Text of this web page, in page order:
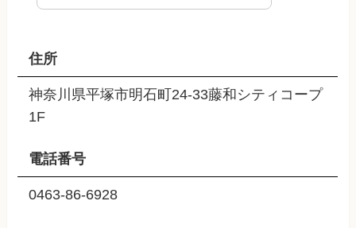
住所
神奈川県平塚市明石町24-33藤和シティコープ
1F
電話番号
0463-86-6928